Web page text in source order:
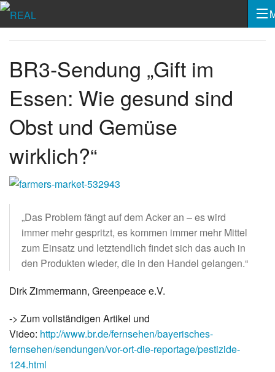
BR3-Sendung „Gift im
Essen: Wie gesund sind
Obst und Gemüse
wirklich?“
„Das Problem fängt auf dem Acker an – es wird
immer mehr gespritzt, es kommen immer mehr Mittel
zum Einsatz und letztendlich findet sich das auch in
den Produkten wieder, die in den Handel gelangen.“
Dirk Zimmermann, Greenpeace e.V.
-> Zum vollständigen Artikel und
Video: http://www.br.de/fernsehen/bayerisches-
fernsehen/sendungen/vor-ort-die-reportage/pestizide-
124.html